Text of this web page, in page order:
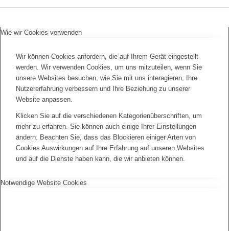
Wie wir Cookies verwenden
Wir können Cookies anfordern, die auf Ihrem Gerät eingestellt
werden. Wir verwenden Cookies, um uns mitzuteilen, wenn Sie
unsere Websites besuchen, wie Sie mit uns interagieren, Ihre
Nutzererfahrung verbessern und Ihre Beziehung zu unserer
Website anpassen.
Klicken Sie auf die verschiedenen Kategorienüberschriften, um
mehr zu erfahren. Sie können auch einige Ihrer Einstellungen
ändern. Beachten Sie, dass das Blockieren einiger Arten von
Cookies Auswirkungen auf Ihre Erfahrung auf unseren Websites
und auf die Dienste haben kann, die wir anbieten können.
Notwendige Website Cookies